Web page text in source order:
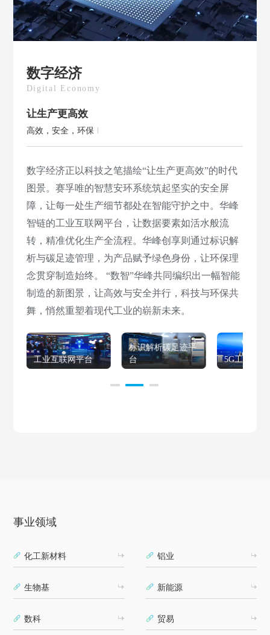
数字经济
Digital Economy
让生产更高效
高效，安全，环保
数字经济正以科技之笔描绘“让生产更高效”的时代
图景。赛孚唯的智慧安环系统筑起坚实的安全屏
障，让每一处生产细节都处在智能守护之中。华峰
智链的工业互联网平台，让数据要素如活水般流
转，精准优化生产全流程。华峰创享则通过标识解
析与碳足迹管理，为产品赋予绿色身份，让环保理
念贯穿制造始终。 “数智”华峰共同编织出一幅智能
制造的新图景，让高效与安全并行，科技与环保共
舞，悄然重塑着现代工业的崭新未来。
工业互联网平台
标识解析碳足迹平
台
5G工厂
事业领域
化工新材料 铝业
生物基 新能源
数科 贸易